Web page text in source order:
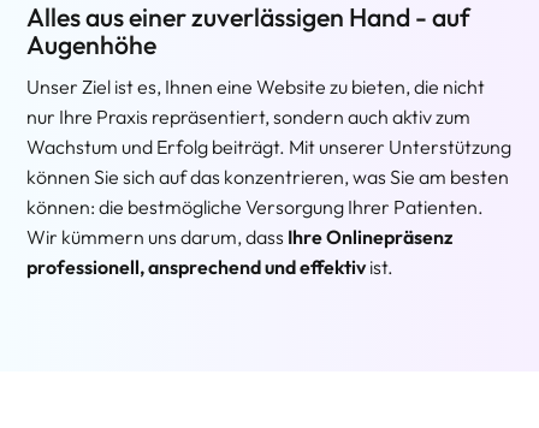
Alles aus einer zuverlässigen Hand - auf
Augenhöhe
Unser Ziel ist es, Ihnen eine Website zu bieten, die nicht
nur Ihre Praxis repräsentiert, sondern auch aktiv zum
Wachstum und Erfolg beiträgt. Mit unserer Unterstützung
können Sie sich auf das konzentrieren, was Sie am besten
können: die bestmögliche Versorgung Ihrer Patienten.
Wir kümmern uns darum, dass Ihre Onlinepräsenz
professionell, ansprechend und effektivist.